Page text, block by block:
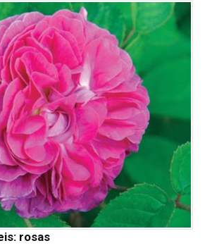
rosas